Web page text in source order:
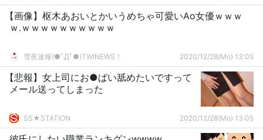
【画像】枢木あおいとかいうめちゃ可愛いAo女優ｗｗｗ
ｗ.ｗｗｗｗｗｗｗｗｗｗ
雪夜速報(●ﾟДﾟ●)TWINEWS！ 2020/12/28(Mo) 13:05
【悲報】女上司にお●ぱい舐めたいですって
メール送ってしまった
SS★STATION 2020/12/28(Mo) 13:05